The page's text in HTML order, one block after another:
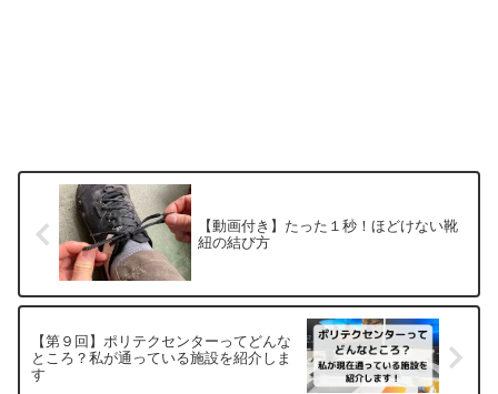
【動画付き】たった１秒！ほどけない靴
紐の結び方
【第９回】ポリテクセンターってどんな
ところ？私が通っている施設を紹介しま
す